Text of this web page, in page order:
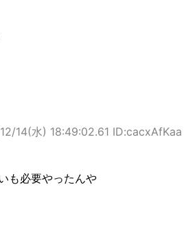
14(水) 18:49:02.61 ID:cacxAfKaa
も必要やったんや